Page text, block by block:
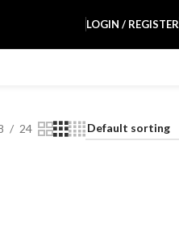
LOGIN / REGISTER
24